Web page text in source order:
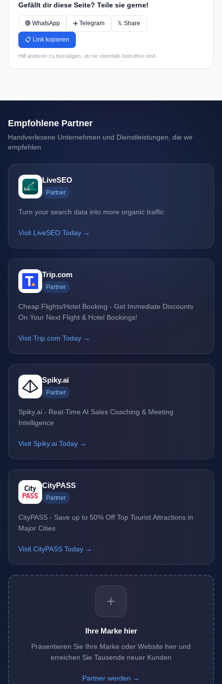
Gefällt dir diese Seite? Teile sie gerne!
🟢 WhatsApp ✈️ Telegram 𝕏 Share
📋 Link kopieren
Hilf anderen zu bestätigen, ob sie ebenfalls betroffen sind.
Empfohlene Partner
Handverlesene Unternehmen und Dienstleistungen, die wir
empfehlen.
LiveSEO
Partner
Turn your search data into more organic traffic
Visit LiveSEO Today →
Trip.com
Partner
Cheap Flights/Hotel Booking - Get Immediate Discounts
On Your Next Flight & Hotel Bookings!
Visit Trip.com Today →
Spiky.ai
Partner
Spiky.ai - Real-Time AI Sales Coaching & Meeting
Intelligence
Visit Spiky.ai Today →
CityPASS
Partner
CityPASS - Save up to 50% Off Top Tourist Attractions in
Major Cities
Visit CityPASS Today →
+
Ihre Marke hier
Präsentieren Sie Ihre Marke oder Website hier und
erreichen Sie Tausende neuer Kunden
Partner werden →